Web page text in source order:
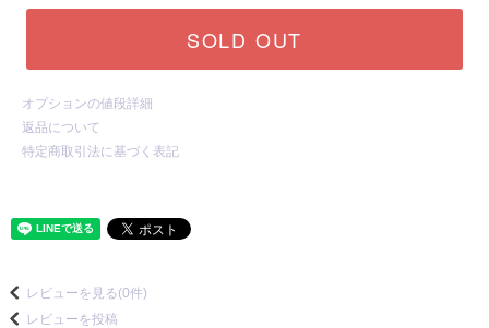
SOLD OUT
オプションの値段詳細
返品について
特定商取引法に基づく表記
レビューを見る(0件)
レビューを投稿